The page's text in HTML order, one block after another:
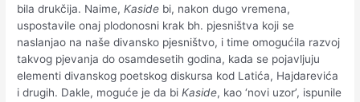
bila drukčija. Naime,Kaside bi, nakon dugo vremena,
uspostavile onaj plodonosni krak bh. pjesništva koji se
naslanjao na naše divansko pjesništvo, i time omogućila razvoj
takvog pjevanja do osamdesetih godina, kada se pojavljuju
elementi divanskog poetskog diskursa kod Latića, Hajdarevića
i drugih. Dakle, moguće je da biKaside, kao ‘novi uzor’, ispunile